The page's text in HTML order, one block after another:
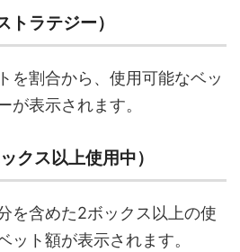
ラテジー）
を割合から、使用可能なベッ
が表示されます。
クス以上使用中）
を含めた2ボックス以上の使
ット額が表示されます。